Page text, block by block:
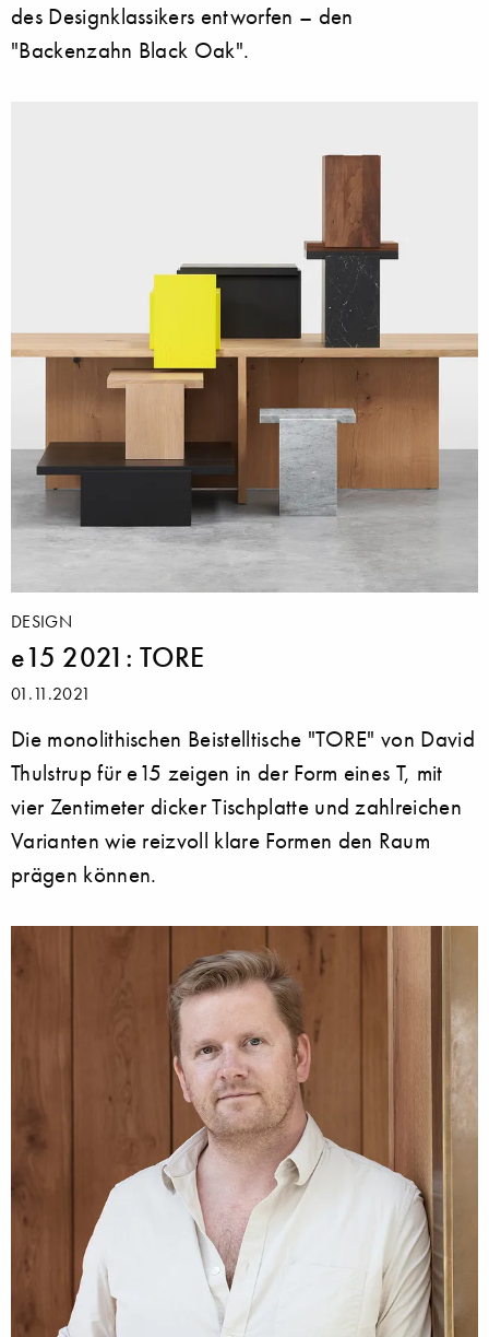
des Designklassikers entworfen – den
"Backenzahn Black Oak".
DESIGN
e15 2021: TORE
01.11.2021
Die monolithischen Beistelltische "TORE" von David
Thulstrup für e15 zeigen in der Form eines T, mit
vier Zentimeter dicker Tischplatte und zahlreichen
Varianten wie reizvoll klare Formen den Raum
prägen können.